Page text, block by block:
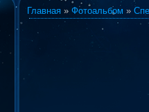
Главная » Фотоальбом »